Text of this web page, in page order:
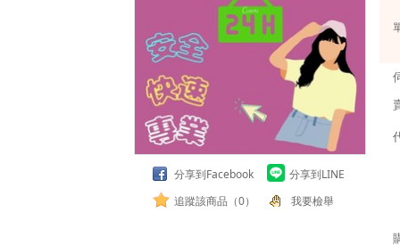
分享到Facebook
分享到LINE
追蹤該商品（0）
我要檢舉